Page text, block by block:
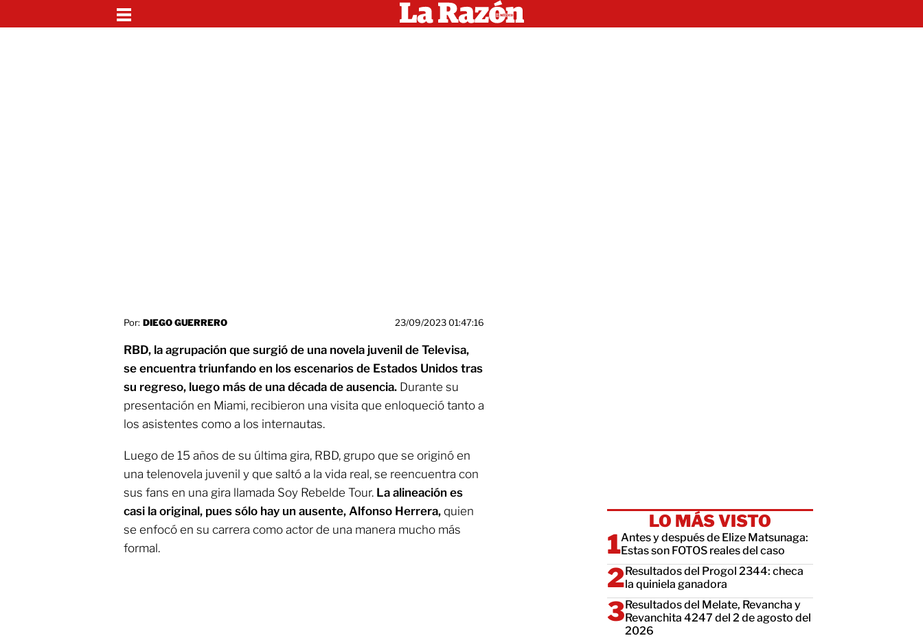
Por: DIEGO GUERRERO 23/09/2023 01:47:16
RBD, la agrupación que surgió de una novela juvenil de Televisa,
se encuentra triunfando en los escenarios de Estados Unidos tras
su regreso, luego más de una década de ausencia. Durante su
presentación en Miami, recibieron una visita que enloqueció tanto a
los asistentes como a los internautas.
Luego de 15 años de su última gira, RBD, grupo que se originó en
una telenovela juvenil y que saltó a la vida real, se reencuentra con
sus fans en una gira llamada Soy Rebelde Tour. La alineación es
casi la original, pues sólo hay un ausente, Alfonso Herrera, quien
se enfocó en su carrera como actor de una manera mucho más
formal.
LO MÁS VISTO
Antes y después de Elize Matsunaga:
Estas son FOTOS reales del caso
Resultados del Progol 2344: checa
la quiniela ganadora
Resultados del Melate, Revancha y
Revanchita 4247 del 2 de agosto del
2026